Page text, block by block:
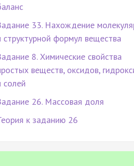
33. Нахождение
структурной формул вещества
8. Химические свойства
веществ, оксидов,
солей
26. Массовая доля
к заданию 26